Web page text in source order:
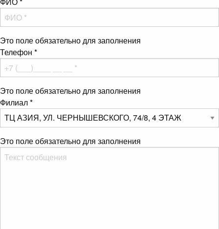
Это поле обязательно для заполнения
Телефон *
Это поле обязательно для заполнения
Филиал*
Это поле обязательно для заполнения